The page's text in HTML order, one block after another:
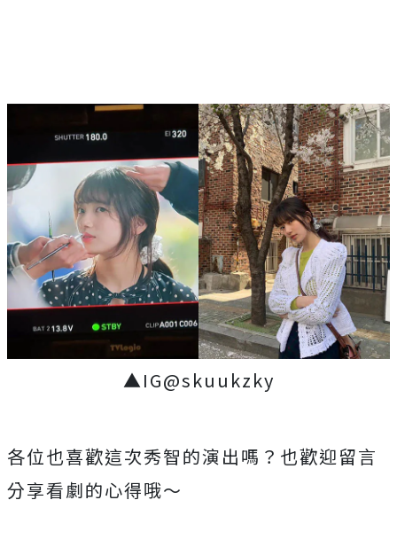
▲IG@skuukzky
各位也喜歡這次秀智的演出嗎？也歡迎留言
分享看劇的心得哦～